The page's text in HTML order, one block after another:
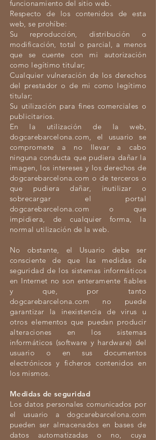
funcionamiento del sitio web.
Respecto de los contenidos de esta
web, se prohíbe:
Su reproducción, distribución o
modificación, total o parcial, a menos
que se cuente con mi autorización
como legítimo titular;
Cualquier vulneración de los derechos
del prestador o de mi como legítimo
titular;
Su utilización para fines comerciales o
publicitarios.
En la utilización de la web,
dogcarebarcelona.com, el usuario se
compromete a no llevar a cabo
ninguna conducta que pudiera dañar la
imagen, los intereses y los derechos de
dogcarebarcelona.com o de terceros o
que pudiera dañar, inutilizar o
sobrecargar el portal
dogcarebarcelona.com o que
impidiera, de cualquier forma, la
normal utilización de la web.
No obstante, el Usuario debe ser
consciente de que las medidas de
seguridad de los sistemas informáticos
en Internet no son enteramente fiables
y que, por tanto
dogcarebarcelona.com no puede
garantizar la inexistencia de virus u
otros elementos que puedan producir
alteraciones en los sistemas
informáticos (software y hardware) del
usuario o en sus documentos
electrónicos y ficheros contenidos en
los mismos.
Medidas de seguridad
Los datos personales comunicados por
el usuario a dogcarebarcelona.com
pueden ser almacenados en bases de
datos automatizadas o no, cuya